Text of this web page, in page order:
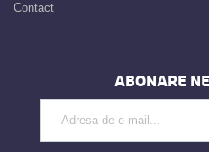
Contact
ABONARE